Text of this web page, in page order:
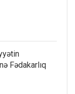
Fədakarlıq